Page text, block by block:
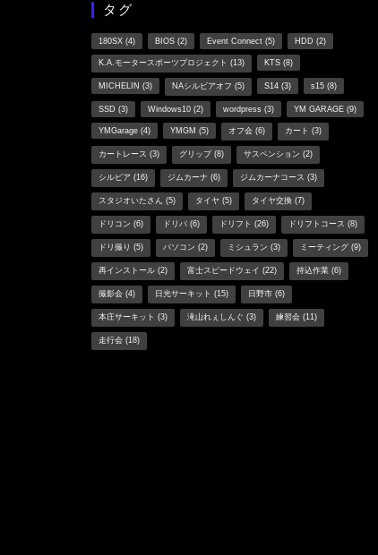
タグ
180SX (4) BIOS (2) Event Connect (5) HDD (2)
K.A.モータースポーツプロジェクト (13) KTS (8)
MICHELIN (3) NAシルビアオフ (5) S14 (3) s15 (8)
SSD (3) Windows10 (2) wordpress (3) YM GARAGE (9)
YMGarage (4) YMGM (5) オフ会 (6) カート (3)
カートレース (3) グリップ(8) サスペンション (2)
シルビア (16) ジムカーナ (6) ジムカーナコース (3)
スタジオいたさん (5) タイヤ (5) タイヤ交換 (7)
ドリコン (6) ドリパ (6) ドリフト (26) ドリフトコース (8)
ドリ撮り (5) パソコン (2) ミシュラン (3) ミーティング (9)
再インストール (2) 富士スピードウェイ (22) 持込作業 (6)
撮影会 (4) 日光サーキット (15) 日野市 (6)
本庄サーキット (3) 滝山れぇしんぐ (3) 練習会 (11)
走行会 (18)